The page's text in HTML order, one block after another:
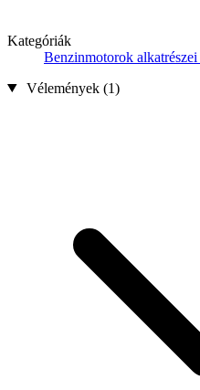
Kategóriák
Benzinmotorok alkatrészei
Vélemények (1)